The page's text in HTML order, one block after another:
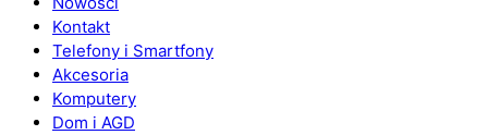
Kontakt
Telefony i Smartfony
Akcesoria
Komputery
Dom i AGD